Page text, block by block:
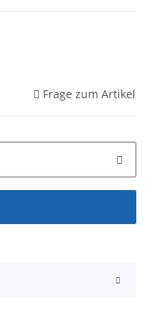
Frage zum Artikel